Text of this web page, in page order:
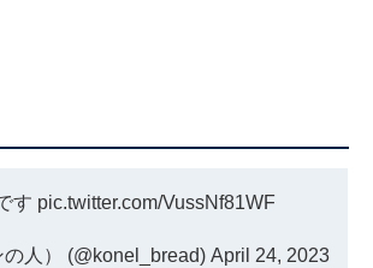
す pic.twitter.com/VussNf81WF
人） (@konel_bread) April 24, 2023